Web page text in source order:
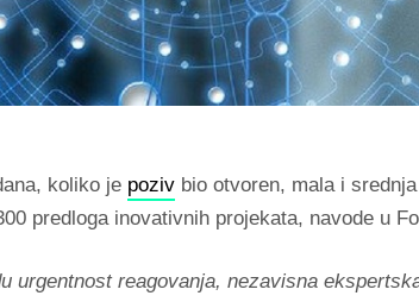
koliko je poziv bio otvoren, mala i
predloga inovativnih projekata, navode u
urgentnost reagovanja, nezavisna